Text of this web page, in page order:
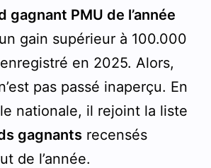
gagnant PMU de l’année
gain supérieur à 100.000
en 2025. Alors,
pas passé inaperçu. En
nationale, il rejoint la liste
gagnantsrecensés
de l’année.